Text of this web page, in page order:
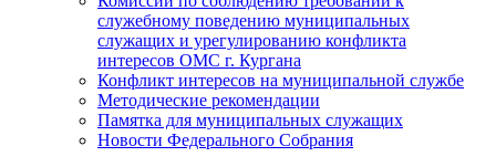
служебному поведению муниципальных
служащих и урегулированию конфликта
интересов ОМС г. Кургана
Конфликт интересов на муниципальной службе
Методические рекомендации
Памятка для муниципальных служащих
Новости Федерального Cобрания